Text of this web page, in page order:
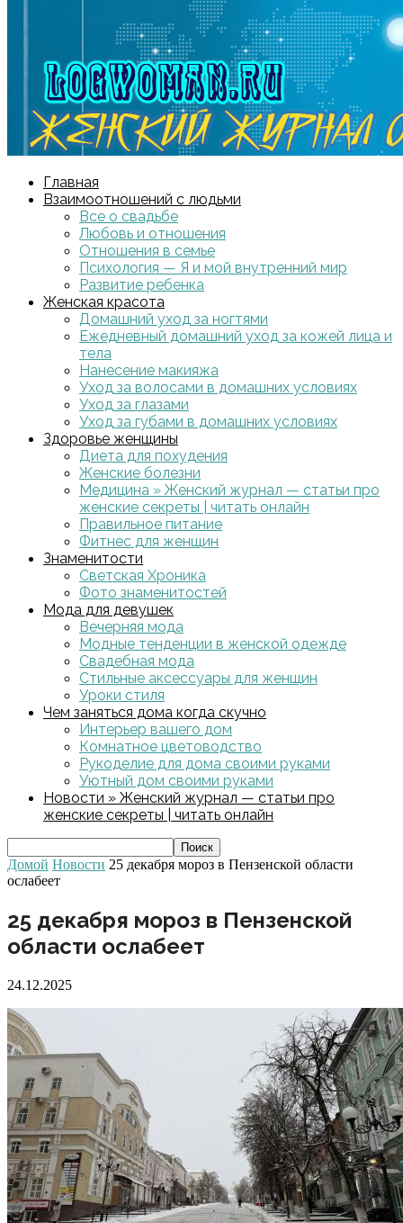
Главная
Взаимоотношений с людьми
Все о свадьбе
Любовь и отношения
Отношения в семье
Психология — Я и мой внутренний мир
Развитие ребенка
Женская красота
Домашний уход за ногтями
Ежедневный домашний уход за кожей лица и
тела
Нанесение макияжа
Уход за волосами в домашних условиях
Уход за глазами
Уход за губами в домашних условиях
Здоровье женщины
Диета для похудения
Женские болезни
Медицина » Женский журнал — статьи про
женские секреты | читать онлайн
Правильное питание
Фитнес для женщин
Знаменитости
Светская Хроника
Фото знаменитостей
Мода для девушек
Вечерняя мода
Модные тенденции в женской одежде
Свадебная мода
Стильные аксессуары для женщин
Уроки стиля
Чем заняться дома когда скучно
Интерьер вашего дом
Комнатное цветоводство
Рукоделие для дома своими руками
Уютный дом своими руками
Новости » Женский журнал — статьи про
женские секреты | читать онлайн
Домой Новости 25 декабря мороз в Пензенской области
ослабеет
25 декабря мороз в Пензенской
области ослабеет
24.12.2025